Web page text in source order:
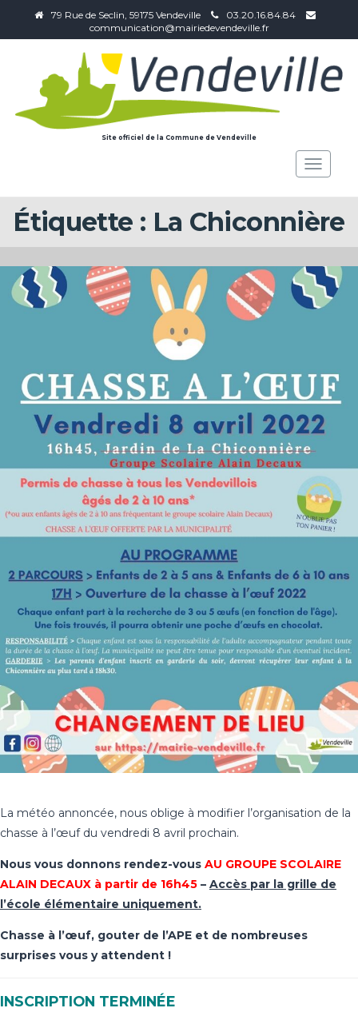
79 Rue de Seclin, 59175 Vendeville
03.20.16.84.84
communication@mairiedevendeville.fr
Site officiel de la Commune de Vendeville
Toggle
Étiquette : La Chiconnière
La météo annoncée, nous oblige à modifier l’organisation de la
chasse à l’œuf du vendredi 8 avril prochain.
Nous vous donnons rendez-vous AU GROUPE SCOLAIRE
ALAIN DECAUX à partir de 16h45 – Accès par la grille de
l’école élémentaire uniquement.
Chasse à l’œuf, gouter de l’APE et de nombreuses
surprises vous y attendent !
INSCRIPTION TERMINÉE